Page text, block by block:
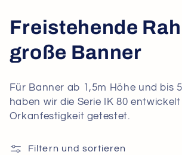
K
a
e
Freistehende
große Banner
Für Banner ab 1,5m Höhe und bis
haben wir die Serie IK 80
Orkanfestigkeit getestet.
Filtern und sortieren